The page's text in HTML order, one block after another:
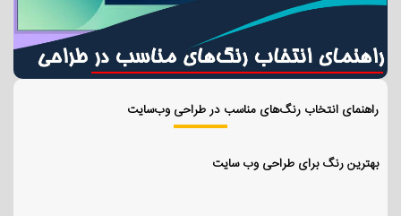
راهنمای انتخاب رنگ‌های مناسب در طراحی وب‌سایت
بهترین رنگ برای طراحی وب سایت